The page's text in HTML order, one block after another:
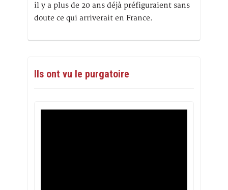
il y a plus de 20 ans déjà préfiguraient sans
doute ce qui arriverait en France.
Ils ont vu le purgatoire